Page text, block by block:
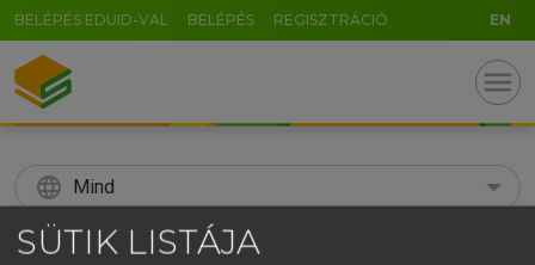
BELÉPÉS EDUID-VAL BELÉPÉS REGISZTRÁCIÓ EN
menu
language Mind
search
SÜTIK LISTÁJA